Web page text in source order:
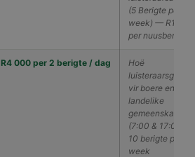
(5 Berigte per
week) — R125
per nuusberig
R4 000 per 2 berigte / dag
Hoë
luisteraarsgetalle
vir boere en
landelike
gemeenskap
(7:00 & 17:00) —
10 berigte per
week